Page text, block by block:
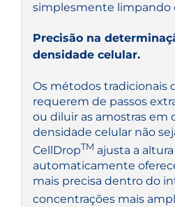
simplesmente limpando
Precisão na
densidade celular.
Os métodos tradicionais
requerem de passos
ou diluir as amostras em
densidade celular não
CellDropTM ajusta a
automaticamente
mais precisa dentro do
concentrações mais